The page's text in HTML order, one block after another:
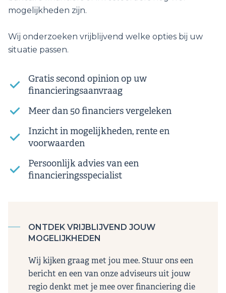
mogelijkheden zijn.
Wij onderzoeken vrijblijvend welke opties bij uw
situatie passen.
Gratis second opinion op uw
financieringsaanvraag
Meer dan 50 financiers vergeleken
Inzicht in mogelijkheden, rente en
voorwaarden
Persoonlijk advies van een
financieringsspecialist
ONTDEK VRIJBLIJVEND JOUW
MOGELIJKHEDEN
Wij kijken graag met jou mee. Stuur ons een
bericht en een van onze adviseurs uit jouw
regio denkt met je mee over financiering die